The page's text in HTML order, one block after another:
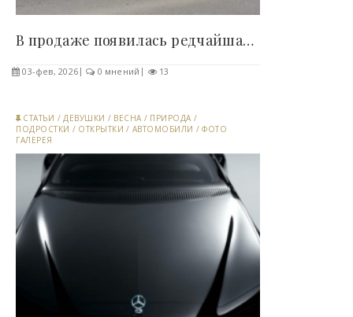
В продаже появилась редчайшая Волга с «автоматом»..
03-фев, 2026 0 мнений 13
СТАТЬИ /ДЕВУШКИ / ВЕСНА / ПРИРОДА /
ПОДРОСТКИ / ОТКРЫТКИ / АВТОМОБИЛИ /ФОТО
ГАЛЕРЕЯ